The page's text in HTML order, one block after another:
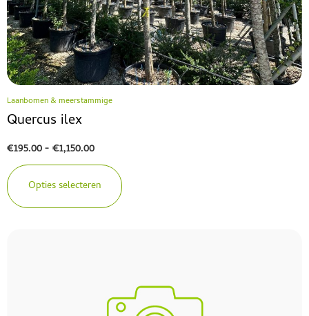
Laanbomen & meerstammige
Quercus ilex
€195.00-€1,150.00
Opties selecteren